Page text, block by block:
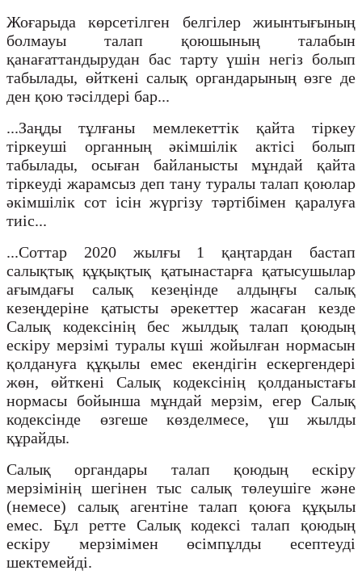
Жоғарыда көрсетілген белгілер жиынтығының
болмауы талап қоюшының талабын
қанағаттандырудан бас тарту үшін негіз болып
табылады, өйткені салық органдарының өзге де
ден қою тәсілдері бар...
...Заңды тұлғаны мемлекеттік қайта тіркеу
тіркеуші органның әкімшілік актісі болып
табылады, осыған байланысты мұндай қайта
тіркеуді жарамсыз деп тану туралы талап қоюлар
әкімшілік сот ісін жүргізу тәртібімен қаралуға
тиіс...
...Соттар 2020 жылғы 1 қаңтардан бастап
салықтық құқықтық қатынастарға қатысушылар
ағымдағы салық кезеңінде алдыңғы салық
кезеңдеріне қатысты әрекеттер жасаған кезде
Салық кодексінің бес жылдық талап қоюдың
ескіру мерзімі туралы күші жойылған нормасын
қолдануға құқылы емес екендігін ескергендері
жөн, өйткені Салық кодексінің қолданыстағы
нормасы бойынша мұндай мерзім, егер Салық
кодексінде өзгеше көзделмесе, үш жылды
құрайды.
Салық органдары талап қоюдың ескіру
мерзімінің шегінен тыс салық төлеушіге және
(немесе) салық агентіне талап қоюға құқылы
емес. Бұл ретте Салық кодексі талап қоюдың
ескіру мерзімімен өсімпұлды есептеуді
шектемейді.